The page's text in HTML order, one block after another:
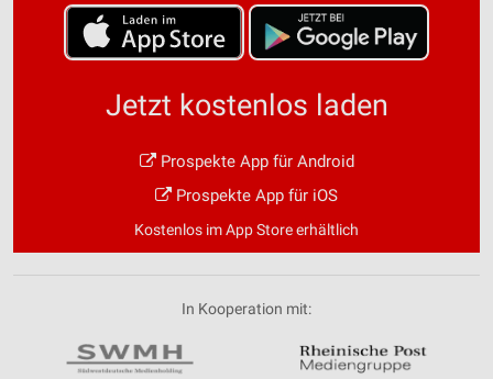
Jetzt kostenlos laden
Prospekte App für Android
Prospekte App für iOS
Kostenlos im App Store erhältlich
In Kooperation mit: